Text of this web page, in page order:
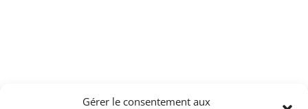
Gérer le consentement aux